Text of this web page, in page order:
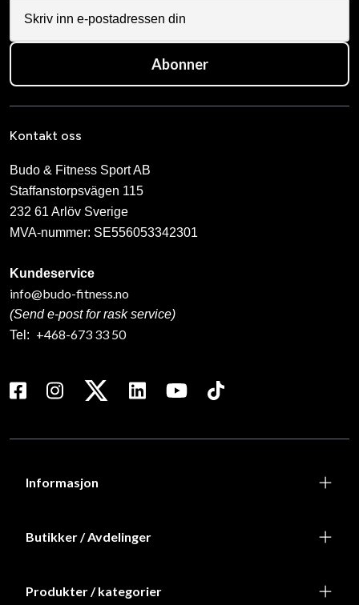
Abonner
Kontakt oss
Budo & Fitness Sport AB
Staffanstorpsvägen 115
232 61 Arlöv Sverige
MVA-nummer: SE556053342301
Kundeservice
info@budo-fitness.no
(Send e-post for rask service)
Tel: +468-673 33 50
Informasjon
Butikker / Avdelinger
Produkter / kategorier